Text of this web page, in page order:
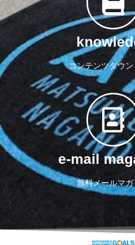
コンテンツダウ
e-mail
無料メールマ